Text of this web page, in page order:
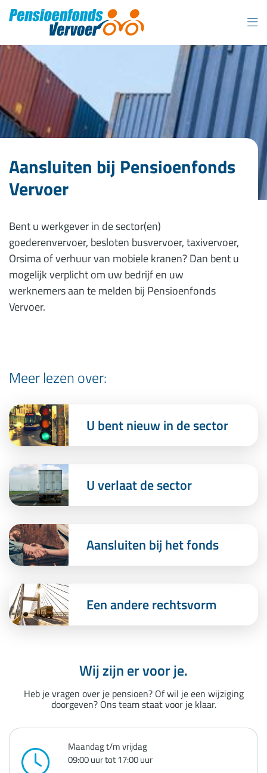
Overslaan
en
gaan
Aansluiten bij Pensioenfonds
Vervoer
Bent u werkgever in de sector(en)
goederenvervoer, besloten busvervoer, taxivervoer,
Orsima of verhuur van mobiele kranen? Dan bent u
mogelijk verplicht om uw bedrijf en uw
werknemers aan te melden bij Pensioenfonds
Vervoer.
Meer lezen over:
U bent nieuw in de sector
U verlaat de sector
Aansluiten bij het fonds
Een andere rechtsvorm
Wij zijn er voor je.
Heb je vragen over je pensioen? Of wil je een wijziging
doorgeven? Ons team staat voor je klaar.
Maandag t/m vrijdag
09:00 uur tot 17:00 uur